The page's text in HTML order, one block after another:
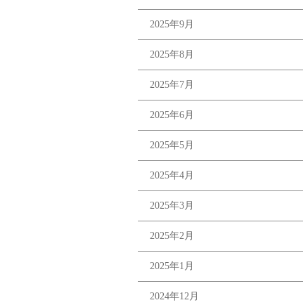
2025年9月
2025年8月
2025年7月
2025年6月
2025年5月
2025年4月
2025年3月
2025年2月
2025年1月
2024年12月